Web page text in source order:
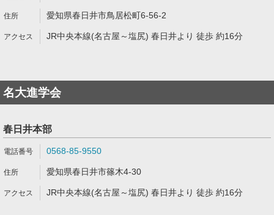
愛知県春日井市鳥居松町6-56-2
JR中央本線(名古屋～塩尻) 春日井より 徒歩 約16分
名大進学会
春日井本部
0568-85-9550
愛知県春日井市篠木4-30
JR中央本線(名古屋～塩尻) 春日井より 徒歩 約16分